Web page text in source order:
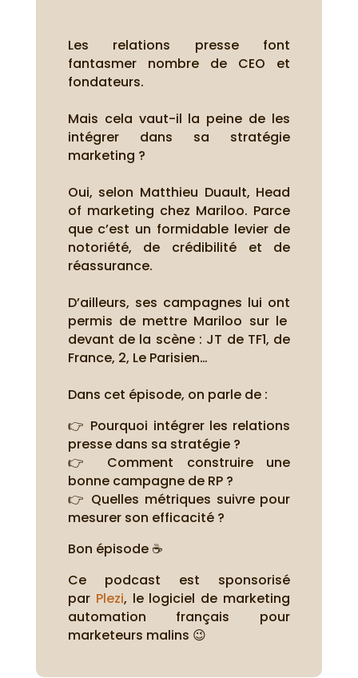
Les relations presse font
fantasmer nombre de CEO et
fondateurs.
Mais cela vaut-il la peine de les
intégrer dans sa stratégie
marketing ?
Oui, selon Matthieu Duault, Head
of marketing chez Mariloo. Parce
que c’est un formidable levier de
notoriété, de crédibilité et de
réassurance.
D’ailleurs, ses campagnes lui ont
permis de mettre Mariloo sur le
devant de la scène : JT de TF1, de
France, 2, Le Parisien…
Dans cet épisode, on parle de :
👉 Pourquoi intégrer les relations
presse dans sa stratégie ?
👉 Comment construire une
bonne campagne de RP ?
👉 Quelles métriques suivre pour
mesurer son efficacité ?
Bon épisode ☕
Ce podcast est sponsorisé
par Plezi, le logiciel de marketing
automation français pour
marketeurs malins 😉